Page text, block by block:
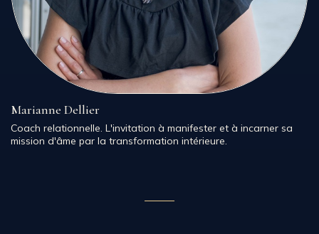
Marianne Dellier
Coach relationnelle. L'invitation à manifester et à incarner sa
mission d'âme par la transformation intérieure.